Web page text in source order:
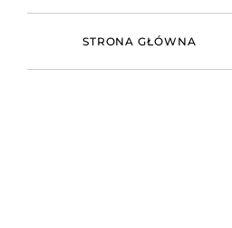
STRONA GŁÓWNA